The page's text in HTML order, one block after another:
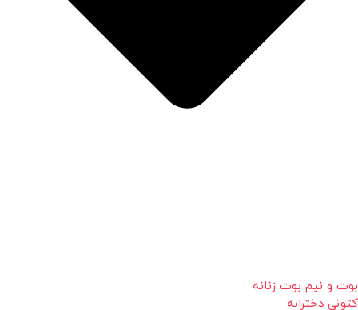
بوت و نیم بوت زنانه
کتونی دخترانه